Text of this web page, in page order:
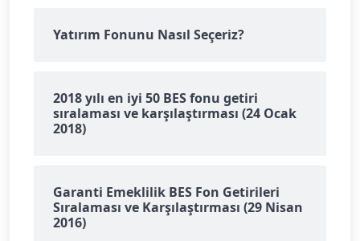
Yatırım Fonunu Nasıl Seçeriz?
2018 yılı en iyi 50 BES fonu getiri
sıralaması ve karşılaştırması (24 Ocak
2018)
Garanti Emeklilik BES Fon Getirileri
Sıralaması ve Karşılaştırması (29 Nisan
2016)